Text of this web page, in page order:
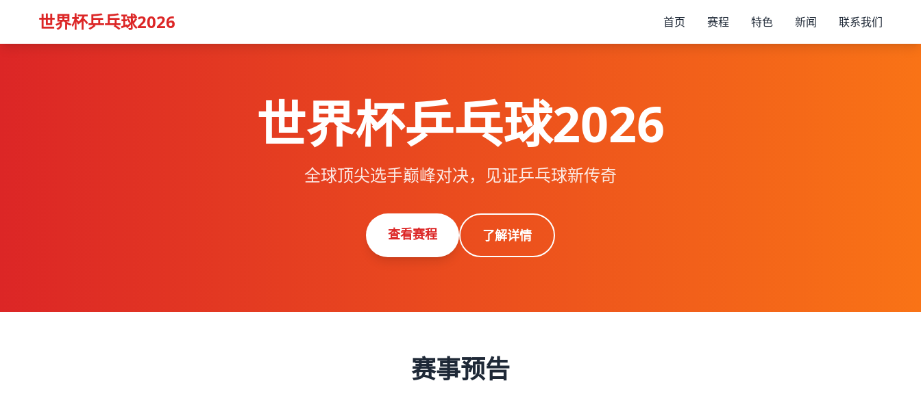
世界杯乒乓球2026 首页 赛程 特色 新闻 联系我们
世界杯乒乓球2026
全球顶尖选手巅峰对决，见证乒乓球新传奇
查看赛程 了解详情
赛事预告